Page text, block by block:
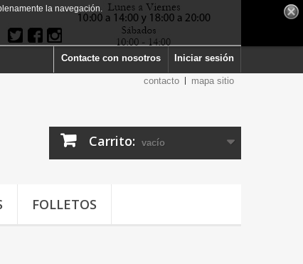
Iniciar sesión
Contacte con nosotros
contacto
mapa sitio
la navegación.
Carrito: vacío
FOLLETOS